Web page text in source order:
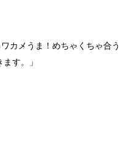
カメうま！めちゃくちゃ合う
す。」